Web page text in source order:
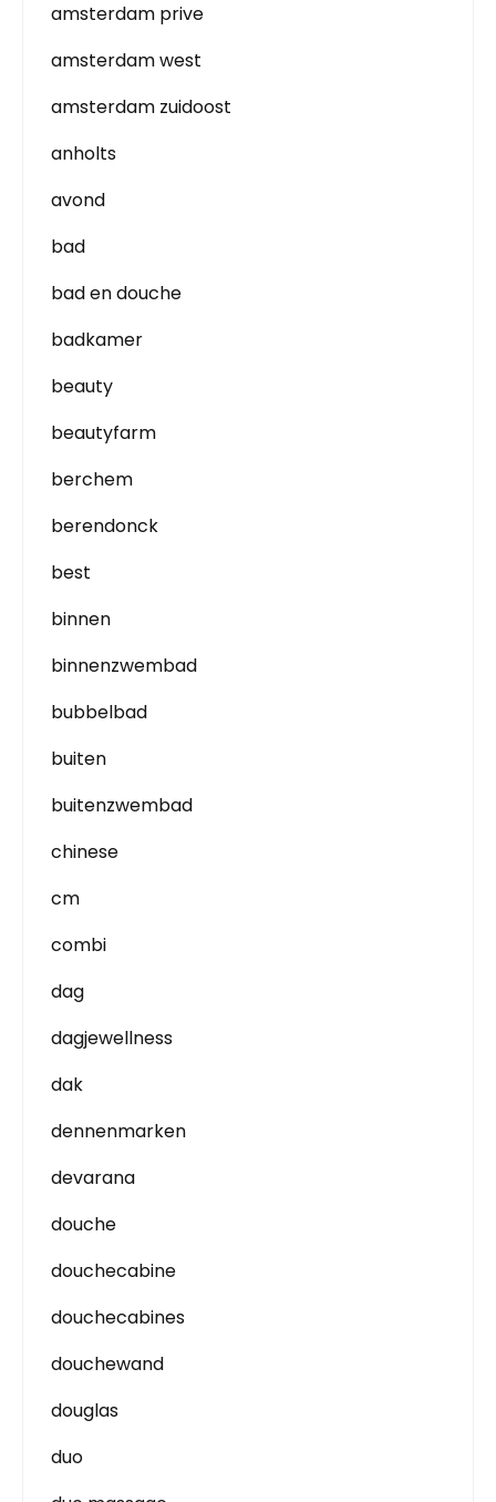
amsterdam prive
amsterdam west
amsterdam zuidoost
anholts
avond
bad
bad en douche
badkamer
beauty
beautyfarm
berchem
berendonck
best
binnen
binnenzwembad
bubbelbad
buiten
buitenzwembad
chinese
cm
combi
dag
dagjewellness
dak
dennenmarken
devarana
douche
douchecabine
douchecabines
douchewand
douglas
duo